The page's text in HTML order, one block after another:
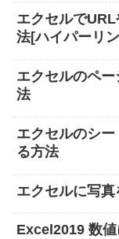
エクセルで
法[ハイパーリ
エクセルのペ
法
エクセルのシ
る方法
エクセルに写
Excel2019 数